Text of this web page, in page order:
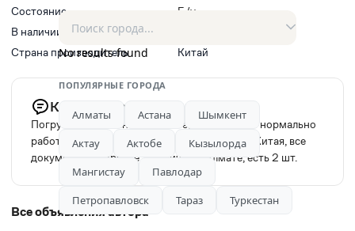
Состояние
Б/у
В наличии
Страна производитель
Китай
Комментарий продавца
Погрузчик состояние хорошое, все запчасти нормально
работают, ковш обьема 3 куба, привезли от Китая, все
документы в порядке, в наличии в Алмате, есть 2 шт.
Все объявления автора
No results found
ПОПУЛЯРНЫЕ ГОРОДА
Алматы Астана
Шымкент
Актау
Актобе
Кызылорда
Мангистау
Павлодар
Петропавловск
Тараз Туркестан